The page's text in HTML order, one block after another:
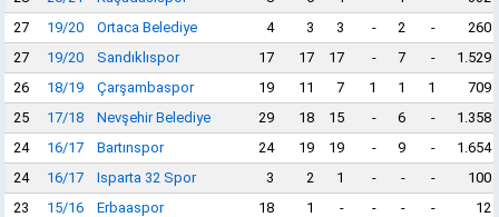
27
19/20 Ortaca Belediye 4 3 3 - 2 -
260
27
19/20 Sandıklıspor 17 17 17 - 7 -
1.529
26
18/19 Çarşambaspor 19 11 7 1 1 1
709
25
17/18 Nevşehir Belediye 29 18 15 - 6 -
1.358
24
16/17 Bartınspor 24 19 19 - 9 -
1.654
24
16/17 Isparta 32 Spor 3 2 1 - - -
100
23
15/16 Erbaaspor 18 1 - - - -
12